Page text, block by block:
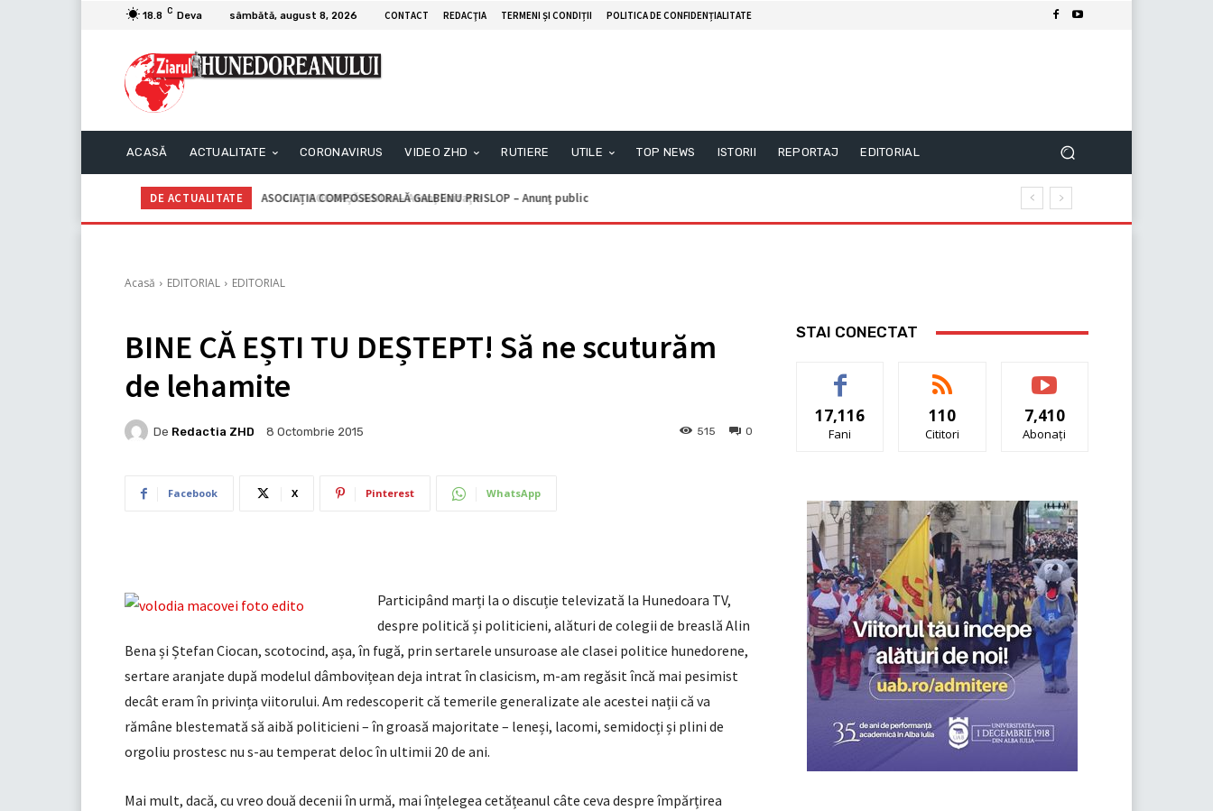
18.8 C Deva sâmbătă, august 8, 2026 CONTACT REDACŢIA TERMENI ȘI CONDIȚII POLITICA DE CONFIDENȚIALITATE
ACASĂ ACTUALITATE CORONAVIRUS VIDEO ZHD RUTIERE UTILE TOP NEWS ISTORII REPORTAJ EDITORIAL
DE ACTUALITATE C.I.I. GOGOAŞĂ Adrian – Anunţ licitaţie
Acasă EDITORIAL EDITORIAL
BINE CĂ EȘTI TU DEȘTEPT! Să ne scuturăm
de lehamite
De Redactia ZHD 8 Octombrie 2015 0
515
Facebook X Pinterest WhatsApp
Participând marți la o discuție televizată la Hunedoara TV,
despre politică și politicieni, alături de colegii de breaslă Alin
Bena și Ștefan Ciocan, scotocind, așa, în fugă, prin sertarele unsuroase ale clasei politice hunedorene,
sertare aranjate după modelul dâmbovițean deja intrat în clasicism, m-am regăsit încă mai pesimist
decât eram în privința viitorului. Am redescoperit că temerile generalizate ale acestei nații că va
rămâne blestemată să aibă politicieni – în groasă majoritate – leneși, lacomi, semidocți și plini de
orgoliu prostesc nu s-au temperat deloc în ultimii 20 de ani.
Mai mult, dacă, cu vreo două decenii în urmă, mai înțelegea cetățeanul câte ceva despre împărțirea
STAI CONECTAT
17,116
Fani
110
Cititori
7,410
Abonați